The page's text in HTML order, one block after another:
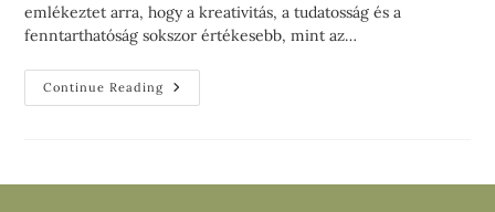
emlékeztet arra, hogy a kreativitás, a tudatosság és a
fenntarthatóság sokszor értékesebb, mint az…
Continue Reading